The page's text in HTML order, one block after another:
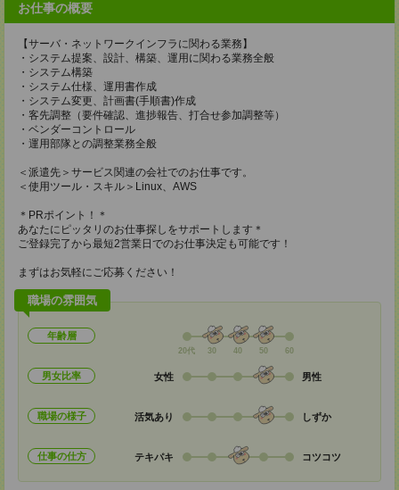
お仕事の概要
【サーバ・ネットワークインフラに関わる業務】
・システム提案、設計、構築、運用に関わる業務全般
・システム構築
・システム仕様、運用書作成
・システム変更、計画書(手順書)作成
・客先調整（要件確認、進捗報告、打合せ参加調整等）
・ベンダーコントロール
・運用部隊との調整業務全般
＜派遣先＞サービス関連の会社でのお仕事です。
＜使用ツール・スキル＞Linux、AWS
＊PRポイント！＊
あなたにピッタリのお仕事探しをサポートします＊
ご登録完了から最短2営業日でのお仕事決定も可能です！
まずはお気軽にご応募ください！
職場の雰囲気
年齢層
20代 30 40 50 60
男女比率 女性 男性
職場の様子 活気あり しずか
仕事の仕方 テキパキ コツコツ